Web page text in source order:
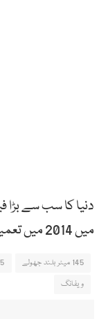
دنیا کا سب سے
میں 2014 میں تعمیر ہوا تھا جس کی بلندی 167 میٹر ہے۔
145 میٹر بلند جھولے
ویفانگ